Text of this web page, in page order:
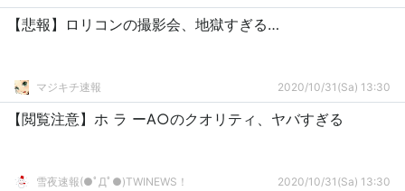
【悲報】ロリコンの撮影会、地獄すぎる…
マジキチ速報 2020/10/31(Sa) 13:30
【閲覧注意】ホ ラ ーA○のクオリティ、ヤバすぎる
雪夜速報(●ﾟДﾟ●)TWINEWS！ 2020/10/31(Sa) 13:30